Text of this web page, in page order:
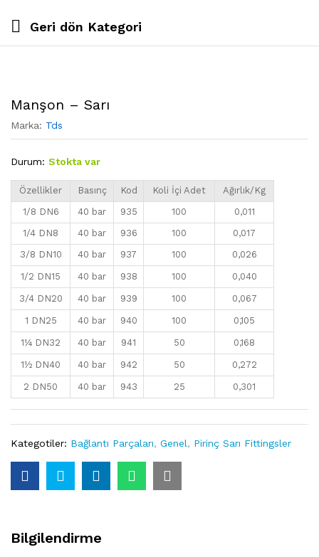
Geri dön Kategori
Manşon – Sarı
Marka: Tds
Durum: Stokta var
Özellikler Basınç Kod Koli İçi Adet
Ağırlık/Kg
1/8 DN6
40 bar 935 100
0,011
1/4 DN8
40 bar 936 100
0,017
3/8 DN10
40 bar 937 100 0,026
1/2 DN15 40 bar 938 100 0,040
3/4 DN20 40 bar 939 100 0,067
1 DN25 40 bar 940 100 0,105
1¼ DN32 40 bar 941 50 0,168
1½ DN40 40 bar 942 50 0,272
2 DN50 40 bar 943 25 0,301
Kategotiler: Bağlantı Parçaları, Genel, Pirinç Sarı Fittingsler
Bilgilendirme